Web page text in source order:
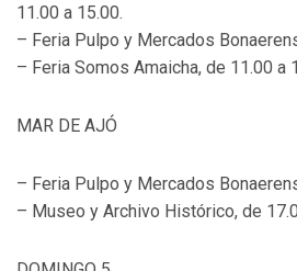
11.00 a 15.00.
– Feria Pulpo y Mercados
– Feria Somos Amaicha, de 11.00 a
MAR DE AJÓ
– Feria Pulpo y Mercados
– Museo y Archivo Histórico, de